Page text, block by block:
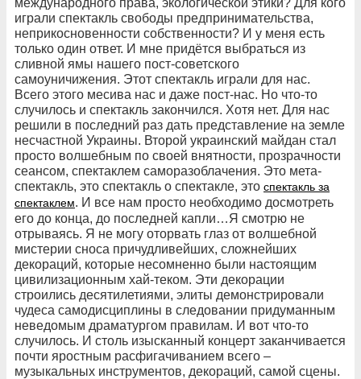
играли спектакль свободы предпринимательства,
неприкосновенности собственности? И у меня есть
только один ответ. И мне придётся выбраться из
сливной ямы нашего пост-советского
самоуничижения. Этот спектакль играли для нас.
Всего этого месива нас и даже пост-нас. Но что-то
случилось и спектакль закончился. Хотя нет. Для нас
решили в последний раз дать представление на земле
несчастной Украины. Второй украинский майдан стал
просто волшебным по своей внятности, прозрачности
сеансом, спектаклем саморазоблачения. Это мета-
спектакль, это спектакль о спектакле, это спектакль за
спектаклем. И все нам просто необходимо досмотреть
его до конца, до последней капли…Я смотрю не
отрываясь. Я не могу оторвать глаз от волшебной
мистерии сноса причудливейших, сложнейших
декораций, которые несомненно были настоящим
цивилизационным хай-теком. Эти декорации
строились десятилетиями, элиты демонстрировали
чудеса самодисциплины в следовании придуманным
неведомым драматургом правилам. И вот что-то
случилось. И столь изысканный концерт заканчивается
почти яростным расфигачиванием всего –
музыкальных инструментов, декораций, самой сцены.